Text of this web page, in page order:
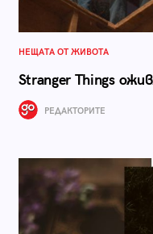
НЕЩАТА ОТ ЖИВОТА
Stranger Things
РЕДАКТОРИТЕ